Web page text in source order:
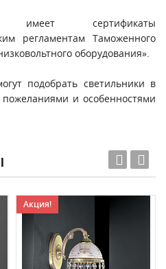
сертификаты
регламентам Таможенного
оборудования».
подобрать светильники в
и особенностями
Акция!